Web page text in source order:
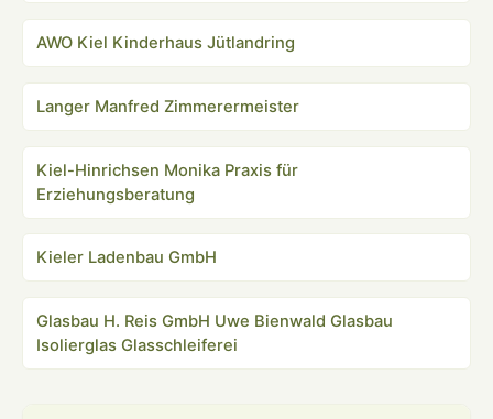
AWO Kiel Kinderhaus Jütlandring
Langer Manfred Zimmerermeister
Kiel-Hinrichsen Monika Praxis für
Erziehungsberatung
Kieler Ladenbau GmbH
Glasbau H. Reis GmbH Uwe Bienwald Glasbau
Isolierglas Glasschleiferei